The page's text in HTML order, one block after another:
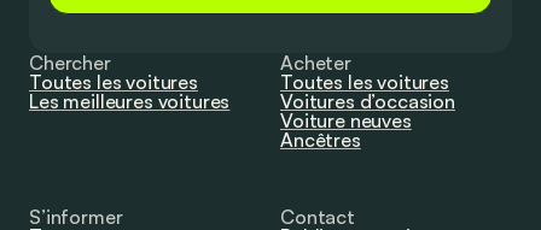
Chercher
Toutes les voitures
Les meilleures voitures
Acheter
Toutes les voitures
Voitures d’occasion
Voiture neuves
Ancêtres
S’informer
Contact